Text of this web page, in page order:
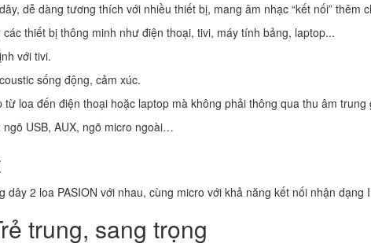
dễ dàng tương thích với nhiều thiết bị, mang âm nhạc “kết nối” thêm
thiết bị thông minh như điện thoại, tivi, máy tính bảng, laptop...
với tivi.
sống động, cảm xúc.
loa đến điện thoại hoặc laptop mà không phải thông qua thu âm trung
USB, AUX, ngõ micro ngoài…
dây 2 loa PASION với nhau, cùng micro với khả năng kết nối nhận
trung, sang trọng